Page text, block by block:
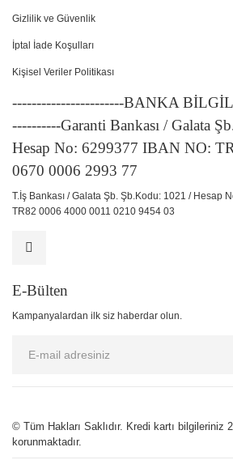
Gizlilik ve Güvenlik
İptal İade Koşulları
Kişisel Veriler Politikası
-----------------------BANKA
----------Garanti Bankası / Galata
Hesap No: 6299377 IBAN NO:
0670 0006 2993 77
T.İş Bankası / Galata Şb. Şb.Kodu: 1021 / Hesap
TR82 0006 4000 0011 0210 9454 03
E-Bülten
Kampanyalardan ilk siz haberdar olun.
© Tüm Hakları Saklıdır. Kredi kartı bilgileriniz
korunmaktadır.